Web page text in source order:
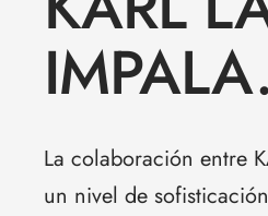
La colaboración entre
un nivel de